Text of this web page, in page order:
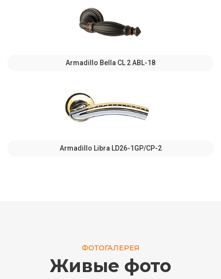
Armadillo Bella CL 2 ABL-18
Armadillo Libra LD26-1GP/CP-2
ФОТОГАЛЕРЕЯ
Живые фото